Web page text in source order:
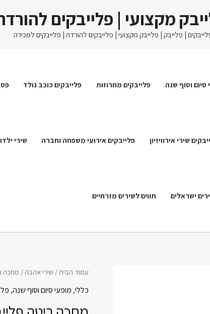
מקצועי | פלייבקים
| פלייבק | פלייבק מקצועי | פלייבקים להורדה | פלייבקים למכירה
סיום וסוף שנה פלייבקים מחרוזות פלייבקים כוכב נולד
שירי אירוויזיון פלייבקים אירועי משפחה וחברה שירי
ישראלים תווים לשירים מזרחיים
עמוד הבית/ שירי אהבה / מחכה
כללי, מופעי סיום וסוף שנה,
כמות
של